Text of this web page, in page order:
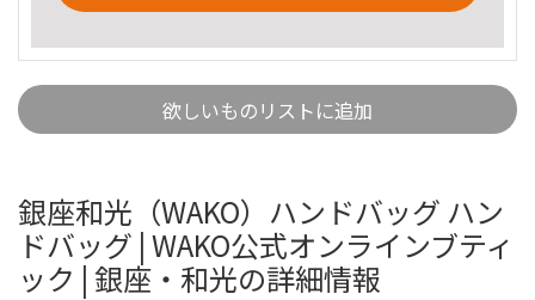
欲しいものリストに追加
銀座和光（WAKO）ハンドバッグ ハン
ドバッグ | WAKO公式オンラインブティ
ック | 銀座・和光の詳細情報